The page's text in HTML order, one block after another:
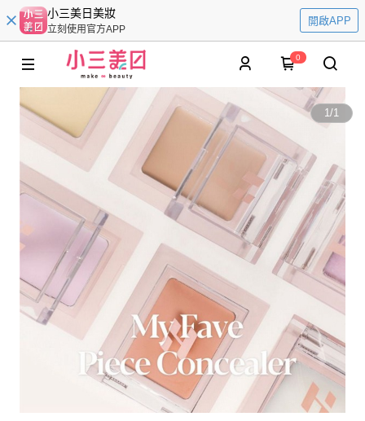
小三美日美妝
立刻使用官方APP
開啟APP
0
1/1